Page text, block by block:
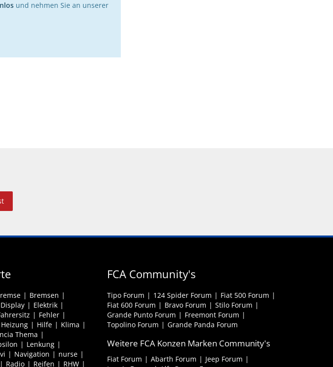
und nehmen Sie an unserer
Bremsen
Display
Elektrik
Fehler
Heizung Hilfe
Klima
Thema
Lenkung
Navigation
nurse
Radio Reifen RHW
FCA Community's
Tipo Forum 124 Spider Forum
Fiat 500 Forum
Fiat 600 Forum
Bravo Forum
Stilo Forum
Grande Punto Forum
Freemont Forum
Topolino Forum
Grande Panda Forum
Weitere FCA Konzen Marken Community's
Fiat Forum Abarth Forum
Jeep Forum